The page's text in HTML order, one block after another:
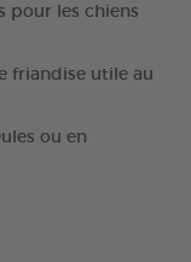
pour les chiens
friandise utile au
ou en